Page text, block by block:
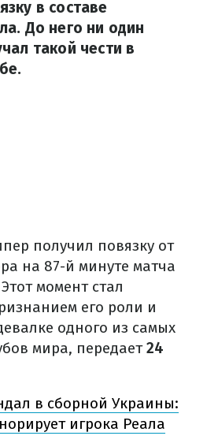
в составе
До него ни один
такой чести в
получил повязку от
на 87-й минуте матча
момент стал
его роли и
одного из самых
мира, передает24
в сборной Украины:
игрока Реала